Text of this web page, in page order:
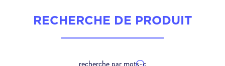
RECHERCHE DE PRODUIT